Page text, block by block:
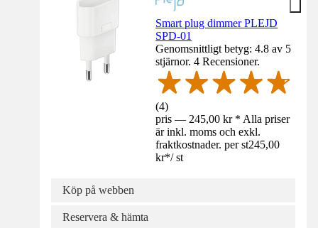
Smart plug dimmer PLEJD
SPD-01
Genomsnittligt betyg: 4.8 av 5
stjärnor. 4 Recensioner.
(4)
pris — 245,00 kr * Alla priser
är inkl. moms och exkl.
fraktkostnader. per st245,00
kr*/ st
Köp på webben
Reservera & hämta